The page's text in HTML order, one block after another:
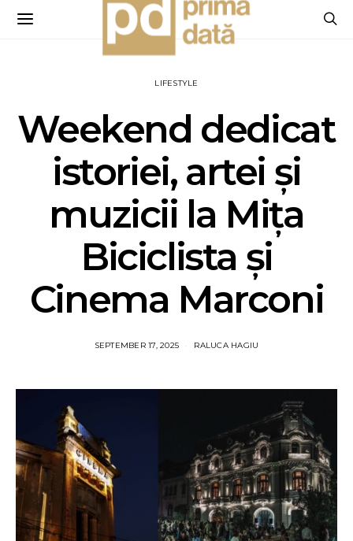
LIFESTYLE
Weekend dedicat
istoriei, artei și
muzicii la Mița
Biciclista și
Cinema Marconi
SEPTEMBER 17, 2025 RALUCA HAGIU